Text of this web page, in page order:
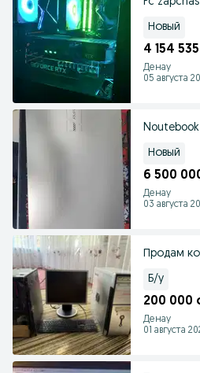
Новый
4 154
Денау
05 августа
Новый
6 500
Денау
03 августа
Продам
Б/у
200 000
Денау
01 августа